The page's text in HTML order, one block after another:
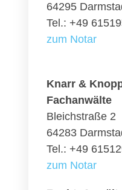
64295
Tel.: +49
zum Notar
Knarr &
Fachanwälte
Bleichstraße 2
64283
Tel.: +49
zum Notar